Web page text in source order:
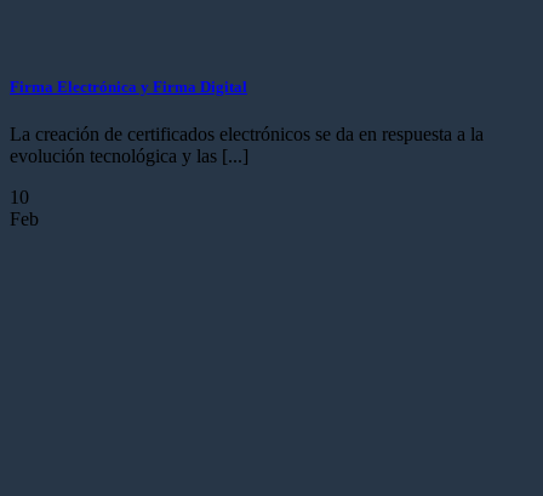
Firma Electrónica y Firma Digital
La creación de certificados electrónicos se da en respuesta a la
evolución tecnológica y las [...]
10
Feb